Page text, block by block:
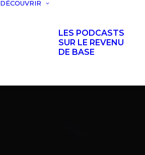
DÉCOUVRIR
LES PODCASTS
SUR LE REVENU
DE BASE